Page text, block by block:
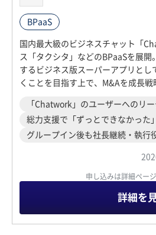
BPaaS
国内最大級のビジネスチャット「
ス「タクシタ」などのBPaaSを展
するビジネス版スーパーアプリとし
くことを目指す上で、M&Aを成長戦
「Chatwork」のユーザーへのリ
総力支援で「ずっとできなかった
グループイン後も社長継続・執行
申し込みは詳細ペー
詳細を